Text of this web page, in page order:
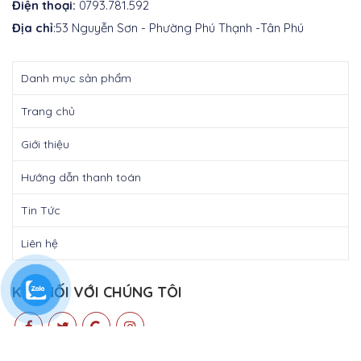
Điện thoại: 0793.781.592
Địa chỉ:53 Nguyễn Sơn - Phường Phú Thạnh -Tân Phú
Danh mục sản phẩm
Trang chủ
Giới thiệu
Hướng dẫn thanh toán
Tin Tức
Liên hệ
KẾT NỐI VỚI CHÚNG TÔI